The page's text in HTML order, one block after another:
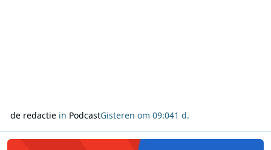
de redactiein PodcastGisteren om 09:041 d.
Lees meer over Qmusic blijft marktleider, JOE groeit door in juli